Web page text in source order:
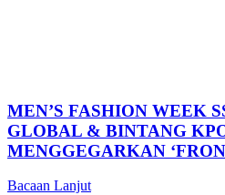
MEN’S FASHION WEEK
GLOBAL & BINTANG
MENGGEGARKAN
Bacaan Lanjut